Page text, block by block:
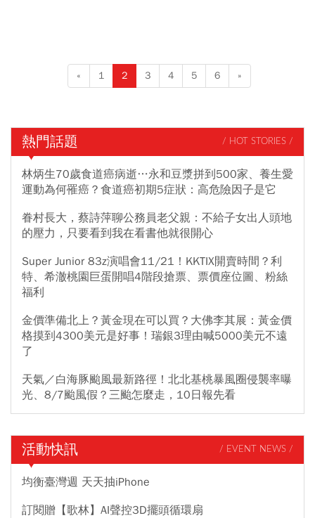
« 1 2 3 4 5 6 »
熱門話題 / HOT STORIES /
林炳生70歲食道癌病逝…永和豆漿拼到500家、養生愛
運動為何罹癌？食道癌初期5症狀：高危險因子是它
眷村長大，蔡詩萍聊公務員老父親：不給子女出人頭地
的壓力，只要看到我在看書他就很開心
Super Junior 83z演唱會11/21！KKTIX開賣時間？利
特、希澈桃園巨蛋開唱4階段搶票、票價座位圖、粉絲
福利
金價準備北上？黃金現在可以買？大佛李其展：黃金價
格摸到4300美元是好事！瑞銀3理由喊5000美元不遠
了
天氣／白海豚颱風最新路徑！北北基桃暴風圈侵襲率曝
光、8/7颱風假？三颱怎麼走，10日報先看
活動快訊 / EVENT NEWS /
均衡臺灣週 天天抽iPhone
訂閱贈【歌林】AI聲控3D擺頭循環扇